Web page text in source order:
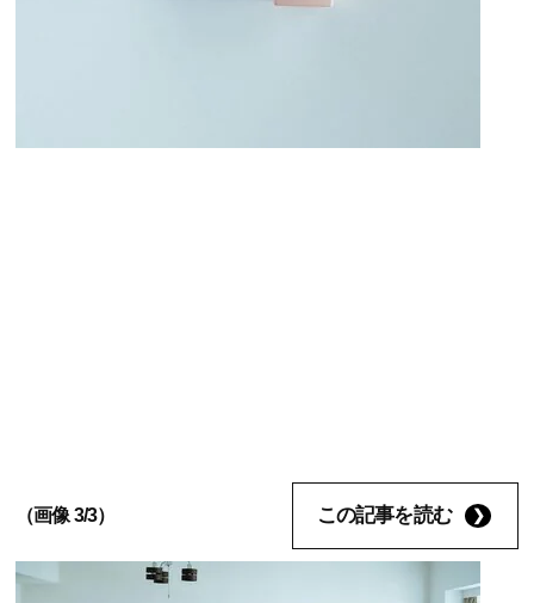
（画像 3/3） この記事を読む